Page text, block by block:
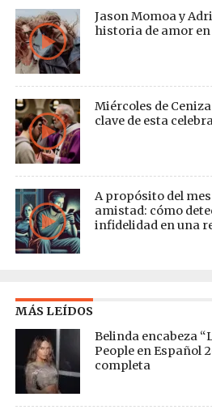
Jason Momoa y
historia de amor
Miércoles de
clave de esta
A propósito del
amistad: cómo
infidelidad en una
MÁS LEÍDOS
Belinda encabeza
People en Español
completa